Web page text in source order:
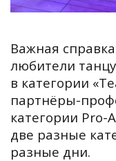
Важная
любители
в категории
партнёры-
категории Pro-
две разные
разные дни.